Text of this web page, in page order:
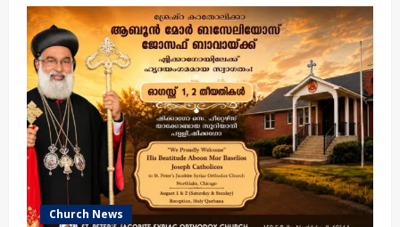
1
–
ശുദ്ധിമതിയായ
മർത്തശ്മൂനി
അമ്മയുടേയും
സഹേദേന്മാരായ
ഏഴ്
മക്കളുടേയും
അവരുടെ
ഗുരുനാഥനായ
മോർ
ഏലിയാസറിന്റേയും
ദുഃഖ്റോനോ
പെരുന്നാൾ
Church News